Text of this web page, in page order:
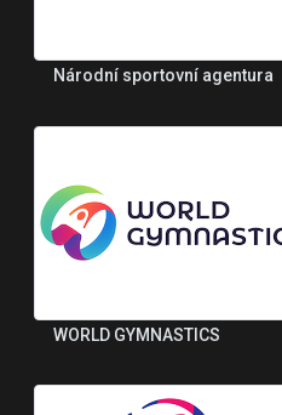
Národní sportovní agentura
WORLD GYMNASTICS